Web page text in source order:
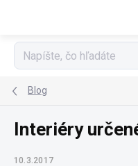
Blog
Interiéry
10.3.2017